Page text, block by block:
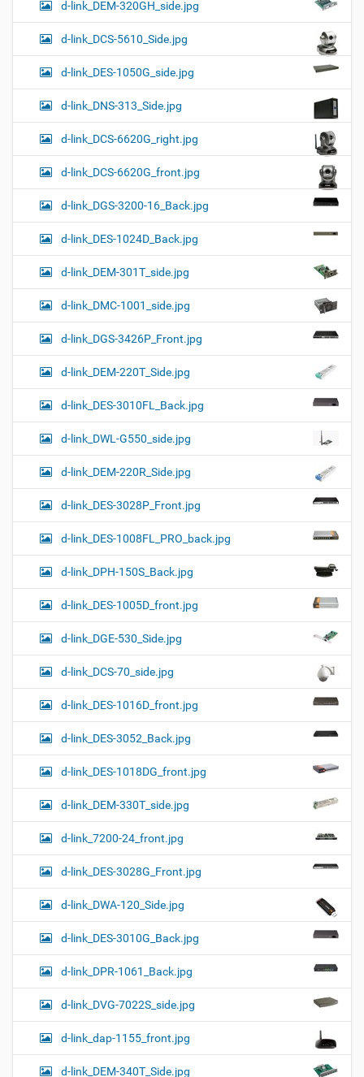
d-link_DEM-320GH_side.jpg
d-link_DCS-5610_Side.jpg
d-link_DES-1050G_side.jpg
d-link_DNS-313_Side.jpg
d-link_DCS-6620G_right.jpg
d-link_DCS-6620G_front.jpg
d-link_DGS-3200-16_Back.jpg
d-link_DES-1024D_Back.jpg
d-link_DEM-301T_side.jpg
d-link_DMC-1001_side.jpg
d-link_DGS-3426P_Front.jpg
d-link_DEM-220T_Side.jpg
d-link_DES-3010FL_Back.jpg
d-link_DWL-G550_side.jpg
d-link_DEM-220R_Side.jpg
d-link_DES-3028P_Front.jpg
d-link_DES-1008FL_PRO_back.jpg
d-link_DPH-150S_Back.jpg
d-link_DES-1005D_front.jpg
d-link_DGE-530_Side.jpg
d-link_DCS-70_side.jpg
d-link_DES-1016D_front.jpg
d-link_DES-3052_Back.jpg
d-link_DES-1018DG_front.jpg
d-link_DEM-330T_side.jpg
d-link_7200-24_front.jpg
d-link_DES-3028G_Front.jpg
d-link_DWA-120_Side.jpg
d-link_DES-3010G_Back.jpg
d-link_DPR-1061_Back.jpg
d-link_DVG-7022S_side.jpg
d-link_dap-1155_front.jpg
d-link_DEM-340T_Side.jpg